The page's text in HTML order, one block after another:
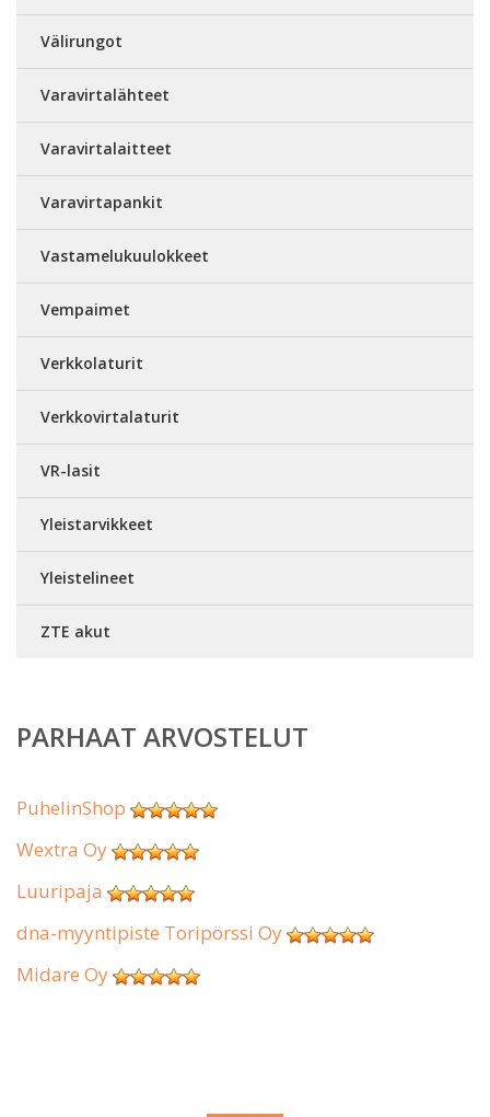
Välirungot
Varavirtalähteet
Varavirtalaitteet
Varavirtapankit
Vastamelukuulokkeet
Vempaimet
Verkkolaturit
Verkkovirtalaturit
VR-lasit
Yleistarvikkeet
Yleistelineet
ZTE akut
PARHAAT ARVOSTELUT
PuhelinShop
Wextra Oy
Luuripaja
dna-myyntipiste Toripörssi Oy
Midare Oy